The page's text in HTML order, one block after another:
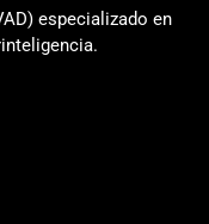
especializado en